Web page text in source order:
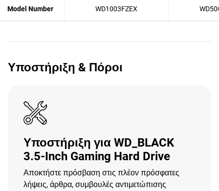
Model Number WD1003FZEX
Υποστήριξη & Πόροι
Υποστήριξη για WD_BLACK
3.5-Inch Gaming Hard Drive
Αποκτήστε πρόσβαση στις πλέον πρόσφατες
λήψεις, άρθρα, συμβουλές αντιμετώπισης